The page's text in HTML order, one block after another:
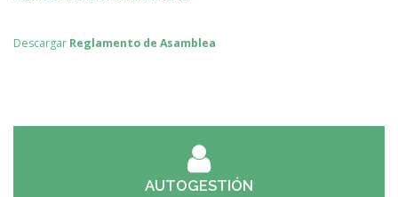
Descargar Reglamento de Asamblea
AUTOGESTIÓN